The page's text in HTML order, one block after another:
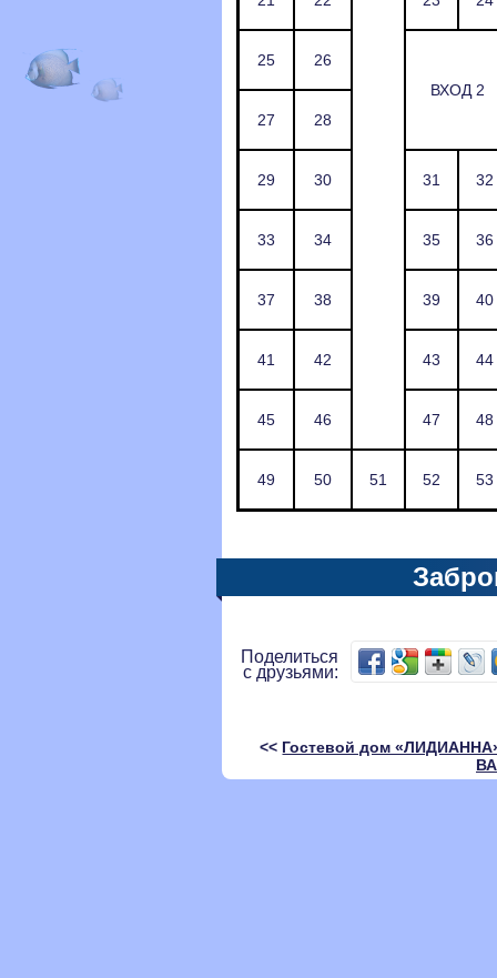
25
26
ВХОД 2
27
28
29 30 31 32
33 34 35 36
37 38 39 40
41 42 43 44
45 46 47 48
49 50 51 52 53
Поделиться
с друзьями:
<< Гостевой дом